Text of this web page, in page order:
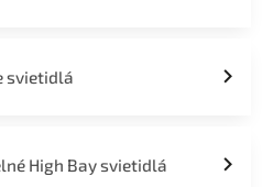
svietidlá
High Bay svietidlá